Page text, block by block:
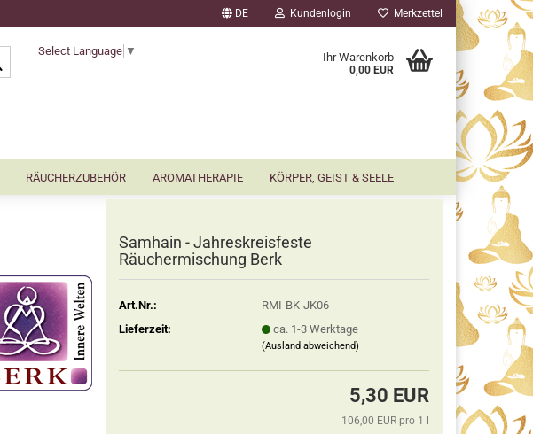
DE Kundenlogin Merkzettel
Suche...Select Language ▼ Ihr Warenkorb
0,00 EUR
RÄUCHERZUBEHÖR AROMATHERAPIE KÖRPER, GEIST & SEELE
Samhain - Jahreskreisfeste
Räuchermischung Berk
Art.Nr.:
RMI-BK-JK06
Lieferzeit:
ca. 1-3 Werktage
(Ausland abweichend)
5,30 EUR
106,00 EUR pro 1 l